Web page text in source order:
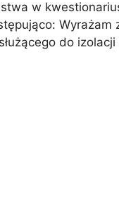
w
Wyrażam
do izolacji